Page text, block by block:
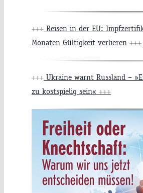
+++ Reisen in der EU:
Monaten Gültigkeit verlieren +++
+++ Ukraine warnt Russland –
zu kostspielig sein« +++